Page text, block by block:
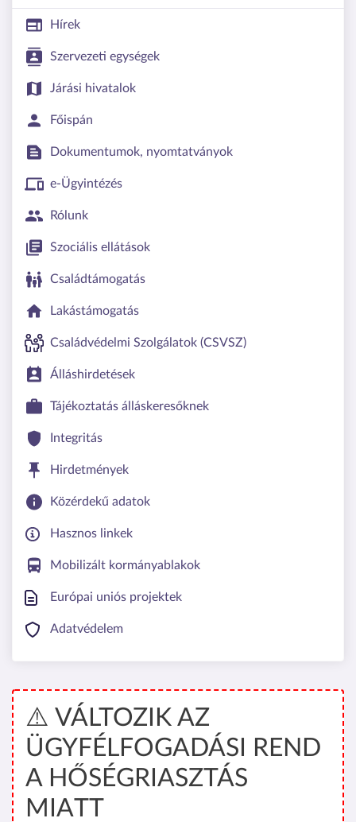
Hírek
Szervezeti egységek
Járási hivatalok
Főispán
Dokumentumok, nyomtatványok
e-Ügyintézés
Rólunk
Szociális ellátások
Családtámogatás
Lakástámogatás
Családvédelmi Szolgálatok (CSVSZ)
Álláshirdetések
Tájékoztatás álláskeresőknek
Integritás
Hirdetmények
Közérdekű adatok
Hasznos linkek
Mobilizált kormányablakok
Európai uniós projektek
Adatvédelem
⚠️ VÁLTOZIK AZ
ÜGYFÉLFOGADÁSI REND
A HŐSÉGRIASZTÁS
MIATT